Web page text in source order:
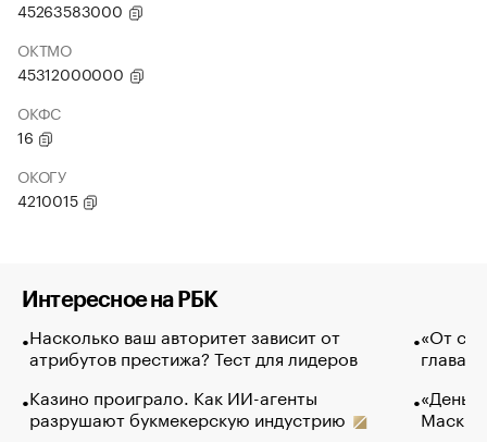
45263583000
ОКТМО
45312000000
ОКФС
16
ОКОГУ
4210015
Интересное на РБК
Насколько ваш авторитет зависит от
атрибутов престижа? Тест для лидеров
Казино проиграло. Как ИИ-агенты
разрушают букмекерскую индустрию
«От
глава
Маск в